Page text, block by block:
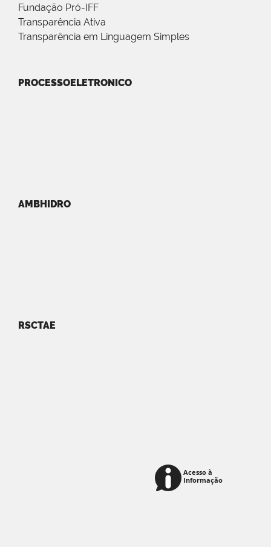
Fundação Pró-IFF
Transparência Ativa
Transparência em Linguagem Simples
PROCESSOELETRONICO
AMBHIDRO
RSCTAE